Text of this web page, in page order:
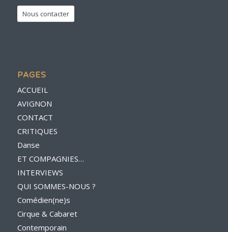
Nous contacter
PAGES
ACCUEIL
AVIGNON
CONTACT
CRITIQUES
Danse
ET COMPAGNIES…
INTERVIEWS
QUI SOMMES-NOUS ?
Comédien(ne)s
Cirque & Cabaret
Contemporain